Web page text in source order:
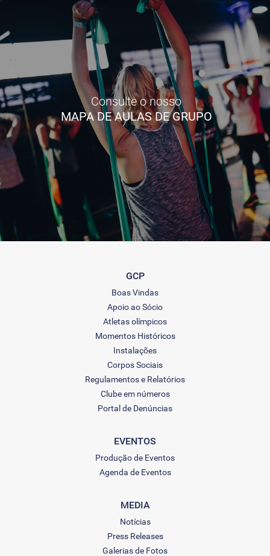
Consulte o nosso
MAPA DE AULAS DE GRUPO
GCP
Boas Vindas
Apoio ao Sócio
Atletas olímpicos
Momentos Históricos
Instalações
Corpos Sociais
Regulamentos e Relatórios
Clube em números
Portal de Denúncias
EVENTOS
Produção de Eventos
Agenda de Eventos
MEDIA
Notícias
Press Releases
Galerias de Fotos